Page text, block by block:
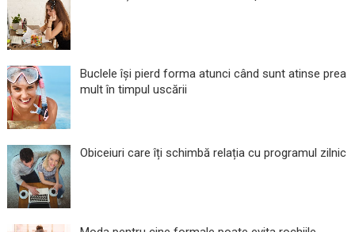
Buclele își pierd forma atunci când sunt atinse prea
mult în timpul uscării
Obiceiuri care îți schimbă relația cu programul zilnic